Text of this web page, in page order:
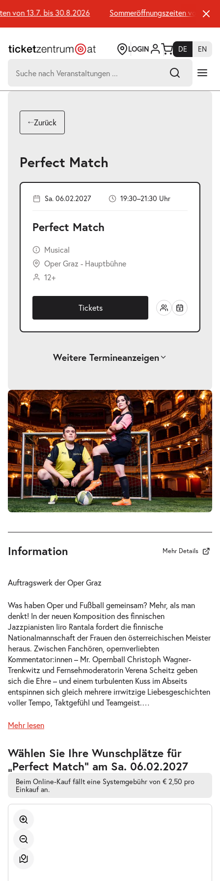
Seiteninhalt
springen
von 13.7. bis 30.8.2026 Sommeröffnungszeiten von 13.7.
LOGIN DE
EN
nach:
Suchtreffer:
Zurück
Perfect Match
Sa. 06.02.2027 19:30–21:30 Uhr
Perfect Match
Musical
Oper Graz - Hauptbühne
12+
Tickets
Weitere Termineanzeigen
Perfect Match-
Sa.
19.12.2026
Sa. 19.12.2026
19:30–21:30 Uhr
Tickets
Perfect Match-
Mi.
23.12.2026
Mi. 23.12.2026
Tickets
Perfect Match-
31.12.2026
Do. 31.12.2026
18:00–20:00 Uhr
Tickets
Perfect Match-
Do.
07.01.2027
Do. 07.01.2027
19:30–21:30 Uhr
Tickets
Perfect Match -
So.
10.01.2027
So. 10.01.2027
Information Mehr Details
Auftragswerk der Oper Graz
Was haben Oper und Fußball gemeinsam? Mehr, als man
denkt! In der neuen Komposition des finnischen
Jazzpianisten Iiro Rantala fordert die finnische
Nationalmannschaft der Frauen den österreichischen Meister
heraus. Zwischen Fanchören, opernverliebten
Kommentator:innen – Mr. Opernball Christoph Wagner-
Trenkwitz und Fernsehmoderatorin Verena Scheitz geben
sich die Ehre – und einem turbulenten Kuss im Abseits
entspinnen sich gleich mehrere irrwitzige Liebesgeschichten
voller Tempo, Taktgefühl und Teamgeist.…
Mehr lesen
Wählen Sie Ihre Wunschplätze für
„Perfect Match” am Sa. 06.02.2027
Beim Online-Kauf fällt eine Systemgebühr von € 2,50 pro
Einkauf an.
Zur
barrierefreien
automatischen
Bestplatzwahl